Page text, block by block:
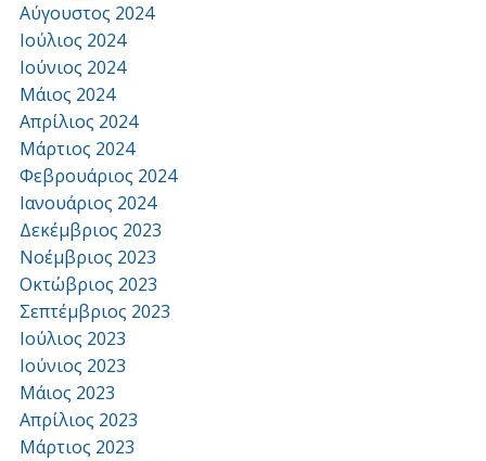
Αύγουστος 2024
Ιούλιος 2024
Ιούνιος 2024
Μάιος 2024
Απρίλιος 2024
Μάρτιος 2024
Φεβρουάριος 2024
Ιανουάριος 2024
Δεκέμβριος 2023
Νοέμβριος 2023
Οκτώβριος 2023
Σεπτέμβριος 2023
Ιούλιος 2023
Ιούνιος 2023
Μάιος 2023
Απρίλιος 2023
Μάρτιος 2023